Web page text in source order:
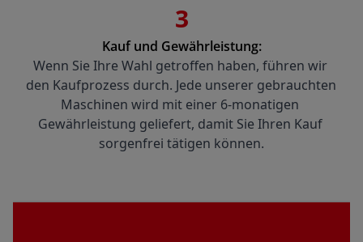
3
Kauf und Gewährleistung:
Wenn Sie Ihre Wahl getroffen haben, führen wir
den Kaufprozess durch. Jede unserer gebrauchten
Maschinen wird mit einer 6-monatigen
Gewährleistung geliefert, damit Sie Ihren Kauf
sorgenfrei tätigen können.